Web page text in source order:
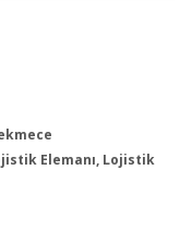
Elemanı, Lojistik